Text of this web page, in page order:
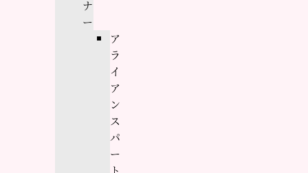
ナ
ー
ア
ラ
イ
ア
ン
ス
パ
ー